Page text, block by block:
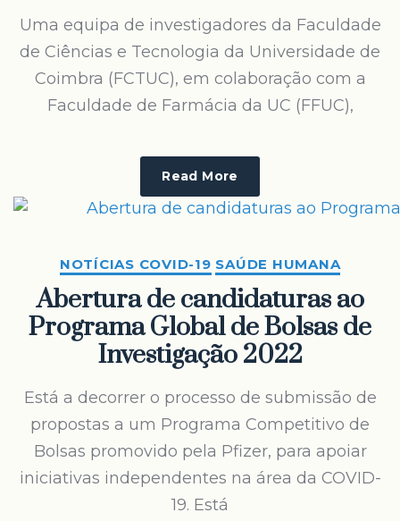
Uma equipa de investigadores da Faculdade
de Ciências e Tecnologia da Universidade de
Coimbra (FCTUC), em colaboração com a
Faculdade de Farmácia da UC (FFUC),
Read More
NOTÍCIAS COVID-19 SAÚDE HUMANA
Abertura de candidaturas ao
Programa Global de Bolsas de
Investigação 2022
Está a decorrer o processo de submissão de
propostas a um Programa Competitivo de
Bolsas promovido pela Pfizer, para apoiar
iniciativas independentes na área da COVID-
19. Está